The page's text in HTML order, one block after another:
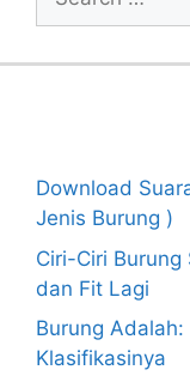
for:
Download
Jenis Burung )
Ciri-Ciri
dan Fit Lagi
Burung
Klasifikasinya